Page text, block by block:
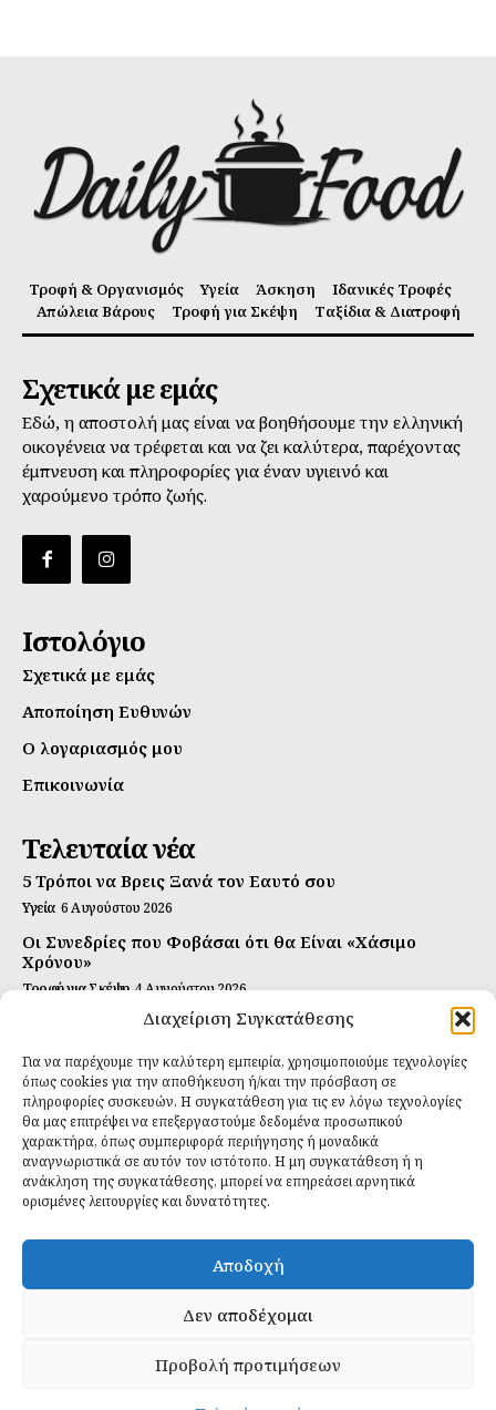
Διαχείριση Συγκατάθεσης
Για να παρέχουμε την καλύτερη εμπειρία, χρησιμοποιούμε τεχνολογίες
όπως cookies για την αποθήκευση ή/και την πρόσβαση σε
πληροφορίες συσκευών. Η συγκατάθεση για τις εν λόγω τεχνολογίες
θα μας επιτρέψει να επεξεργαστούμε δεδομένα προσωπικού
χαρακτήρα, όπως συμπεριφορά περιήγησης ή μοναδικά
αναγνωριστικά σε αυτόν τον ιστότοπο. Η μη συγκατάθεση ή η
ανάκληση της συγκατάθεσης, μπορεί να επηρεάσει αρνητικά
ορισμένες λειτουργίες και δυνατότητες.
Αποδοχή
Δεν αποδέχομαι
Προβολή προτιμήσεων
Τροφή & Οργανισμός Υγεία Άσκηση
Ιδανικές Τροφές
Απώλεια Βάρους
Τροφή για Σκέψη Ταξίδια & Διατροφή
Σχετικά με εμάς
Εδώ, η αποστολή μας είναι να βοηθήσουμε την ελληνική
οικογένεια να τρέφεται και να ζει καλύτερα, παρέχοντας
έμπνευση και πληροφορίες για έναν υγιεινό και
χαρούμενο τρόπο ζωής.
Ιστολόγιο
Σχετικά με εμάς
Αποποίηση Ευθυνών
Ο λογαριασμός μου
Επικοινωνία
Τελευταία νέα
5 Τρόποι να Βρεις Ξανά τον Εαυτό σου
Υγεία 6 Αυγούστου 2026
Οι Συνεδρίες που Φοβάσαι ότι θα Είναι «Χάσιμο
Χρόνου»
Τροφή για Σκέψη 4 Αυγούστου 2026
Αυτή Είναι η Συνταγή για Τέλεια Κομπούτσα
Ιδανικές Τροφές 26 Ιουλίου 2026
Εγγραφείτε
ΕΓΓΡΑΦΉ
Έχω διαβάσει και δέχομαι τηνπολιτική απορρήτου